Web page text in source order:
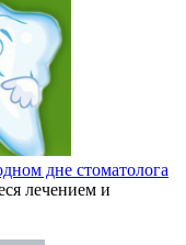
дне стоматолога
лечением и